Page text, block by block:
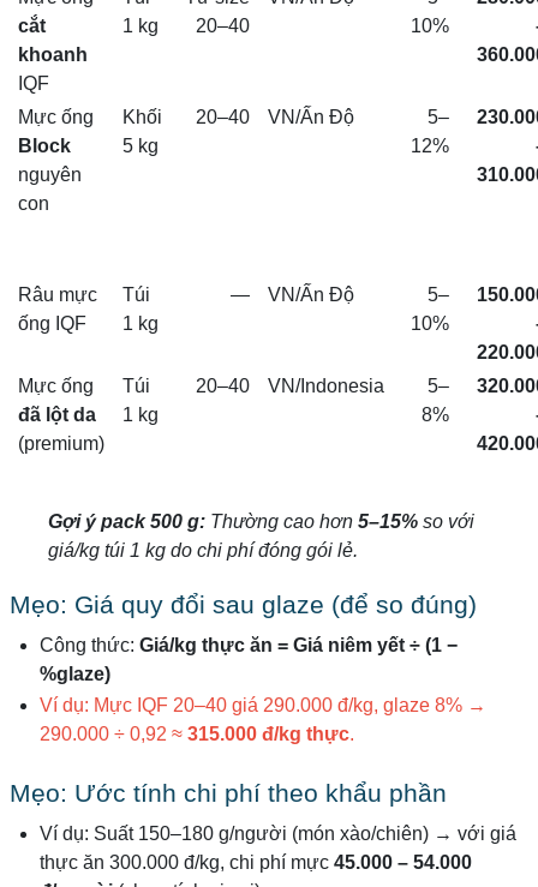
cắt
khoanh
IQF
1 kg
20–40
10%
Mực ống
Block
nguyên
con
Khối
5 kg
20–40 VN/Ấn Độ
5–
12%
Râu mực
ống IQF
Túi
1 kg
— VN/Ấn Độ
5–
10%
Mực ống
đã lột da
(premium)
Túi
1 kg
20–40 VN/Indonesia
5–
8%
Gợi ý pack 500 g:Thường cao hơn 5–15%so với
giá/kg túi 1 kg do chi phí đóng gói lẻ.
Mẹo: Giá quy đổi sau glaze (để so đúng)
Công thức: Giá/kg thực ăn = Giá niêm yết ÷ (1 −
%glaze)
Ví dụ: Mực IQF 20–40 giá 290.000 đ/kg, glaze 8% →
290.000 ÷ 0,92 ≈ 315.000 đ/kg thực.
Mẹo: Ước tính chi phí theo khẩu phần
Ví dụ: Suất 150–180 g/người (món xào/chiên) → với giá
thực ăn 300.000 đ/kg, chi phí mực 45.000 – 54.000